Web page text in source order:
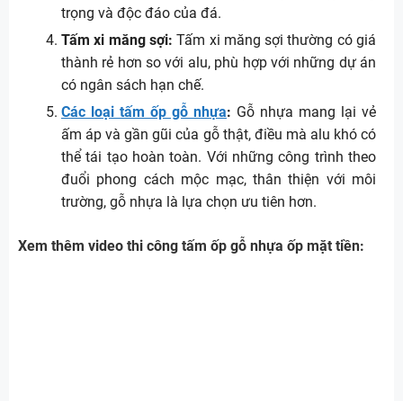
0,5mm 5mm
≈ 652.000 đ/m²
6mm
2.130.000
đ/tấm
≈ 716.000 đ/m²
trọng và độc đáo của đá.
Tấm xi măng sợi:Tấm xi măng sợi thường có giá
thành rẻ hơn so với alu, phù hợp với những dự án
có ngân sách hạn chế.
Các loại tấm ốp gỗ nhựa: Gỗ nhựa mang lại vẻ
ấm áp và gần gũi của gỗ thật, điều mà alu khó có
thể tái tạo hoàn toàn. Với những công trình theo
đuổi phong cách mộc mạc, thân thiện với môi
trường, gỗ nhựa là lựa chọn ưu tiên hơn.
Xem thêm video thi công tấm ốp gỗ nhựa ốp mặt tiền: